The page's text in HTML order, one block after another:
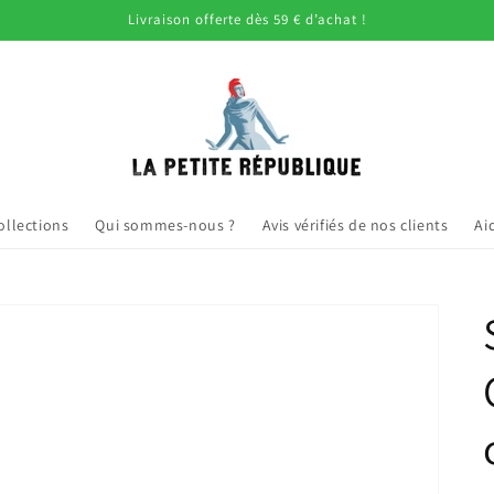
Livraison offerte dès 59 € d’achat !
Qui sommes-nous ? Avis vérifiés de nos clients